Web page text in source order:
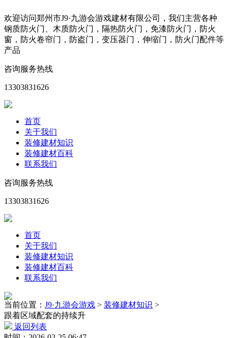
欢迎访问郑州市J9·九游会游戏建材有限公司，我们主营各种
钢质防火门、木质防火门，隔热防火门，免漆防火门，防火
窗，防火卷帘门，防盗门，变压器门，伸缩门，防火门配件等
产品
咨询服务热线
13303831626
首页
关于我们
装修建材知识
装修建材百科
联系我们
咨询服务热线
13303831626
首页
关于我们
装修建材知识
装修建材百科
联系我们
当前位置： J9·九游会游戏 > 装修建材知识 >
跟着区域配套的持续升
返回列表